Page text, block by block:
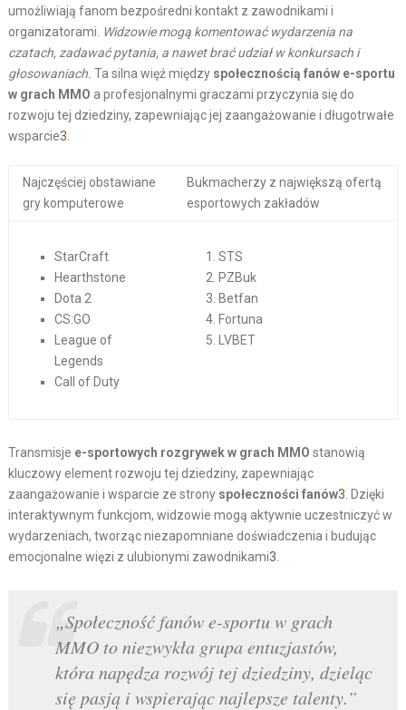
umożliwiają fanom bezpośredni kontakt z zawodnikami i
organizatorami.
Widzowie mogą komentować wydarzenia na
czatach, zadawać pytania, a nawet brać udział w konkursach i
głosowaniach. Ta silna więź między społecznością fanów e-sportu
w grach MMO a profesjonalnymi graczami przyczynia się do
rozwoju tej dziedziny, zapewniając jej zaangażowanie i długotrwałe
wsparcie3
Najczęściej obstawiane
gry komputerowe
Bukmacherzy z największą ofertą
esportowych zakładów
StarCraft
Hearthstone
Dota 2
CS:GO
League of
Legends
Call of Duty
STS
PZBuk
Betfan
Fortuna
LVBET
Transmisje e-sportowych rozgrywek w grach MMO stanowią
kluczowy element rozwoju tej dziedziny, zapewniając
zaangażowanie i wsparcie ze strony społeczności fanów3 . Dzięki
interaktywnym funkcjom, widzowie mogą aktywnie uczestniczyć w
wydarzeniach, tworząc niezapomniane doświadczenia i budując
emocjonalne więzi z ulubionymi zawodnikami3
„Społeczność fanów e-sportu w grach
MMO to niezwykła grupa entuzjastów,
która napędza rozwój tej dziedziny, dzieląc
się pasją i wspierając najlepsze talenty.”